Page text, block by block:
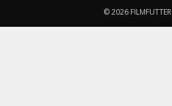
© 2026 FILMFUTTER